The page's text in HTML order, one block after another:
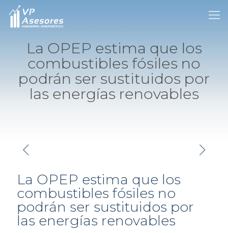
La OPEP estima que los
combustibles fósiles no
podrán ser sustituidos por
las energías renovables
La OPEP estima que los
combustibles fósiles no
podrán ser sustituidos por
las energías renovables